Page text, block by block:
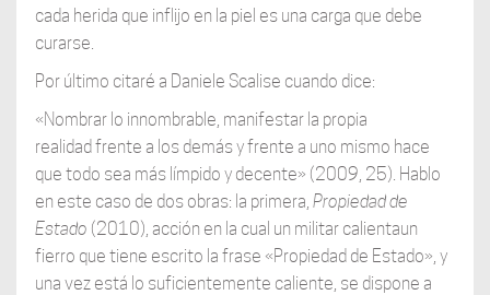
cada herida que inflijo en la piel es una carga que debe
curarse.
Por último citaré a Daniele Scalise cuando dice:
«Nombrar lo innombrable, manifestar la propia
realidad frente a los demás y frente a uno mismo hace
que todo sea más límpido y decente» (2009, 25). Hablo
en este caso de dos obras: la primera, Propiedad de
Estado (2010), acción en la cual un militar calientaun
fierro que tiene escrito la frase «Propiedad de Estado», y
una vez está lo suficientemente caliente, se dispone a